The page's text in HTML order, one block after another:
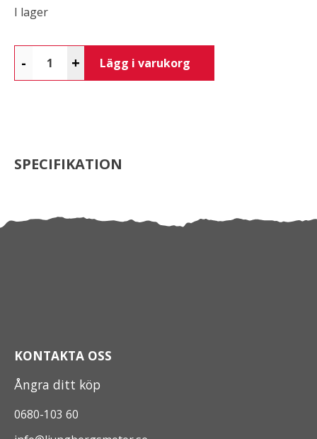
I lager
- + Lägg i varukorg
SPECIFIKATION
KONTAKTA OSS
Ångra ditt köp
0680-103 60